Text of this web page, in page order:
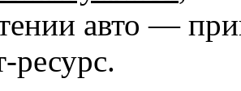
авто —
ресурс.